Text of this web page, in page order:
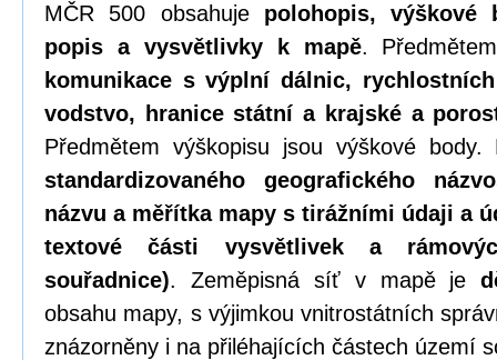
MČR 500 obsahuje polohopis, výškové
popis a vysvětlivky k mapě.
komunikace s výplní dálnic,
vodstvo, hranice státní a krajské a
Předmětem výškopisu jsou výškové
standardizovaného geografického
názvu a měřítka mapy s tirážními údaji a
textové části vysvětlivek a
souřadnice). Zeměpisná síť v mapě je
obsahu mapy, s výjimkou vnitrostátních
znázorněny i na přiléhajících částech území